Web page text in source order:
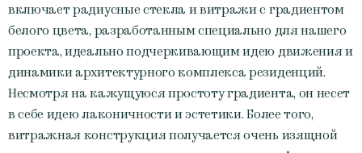
включает радиусные стекла и витражи с градиентом
белого цвета, разработанным специально для нашего
проекта, идеально подчеркивающим идею движения и
динамики архитектурного комплекса резиденций.
Несмотря на кажущуюся простоту градиента, он несет
в себе идею лаконичности и эстетики. Более того,
витражная конструкция получается очень изящной